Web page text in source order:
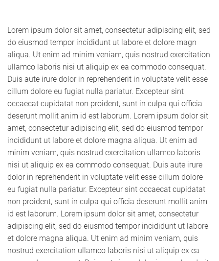
Lorem ipsum dolor sit amet, consectetur adipiscing elit, sed
do eiusmod tempor incididunt ut labore et dolore magn
aliqua. Ut enim ad minim veniam, quis nostrud exercitation
ullamco laboris nisi ut aliquip ex ea commodo consequat.
Duis aute irure dolor in reprehenderit in voluptate velit esse
cillum dolore eu fugiat nulla pariatur. Excepteur sint
occaecat cupidatat non proident, sunt in culpa qui officia
deserunt mollit anim id est laborum. Lorem ipsum dolor sit
amet, consectetur adipiscing elit, sed do eiusmod tempor
incididunt ut labore et dolore magna aliqua. Ut enim ad
minim veniam, quis nostrud exercitation ullamco laboris
nisi ut aliquip ex ea commodo consequat. Duis aute irure
dolor in reprehenderit in voluptate velit esse cillum dolore
eu fugiat nulla pariatur. Excepteur sint occaecat cupidatat
non proident, sunt in culpa qui officia deserunt mollit anim
id est laborum. Lorem ipsum dolor sit amet, consectetur
adipiscing elit, sed do eiusmod tempor incididunt ut labore
et dolore magna aliqua. Ut enim ad minim veniam, quis
nostrud exercitation ullamco laboris nisi ut aliquip ex ea